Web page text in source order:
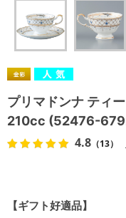
プリマドンナ ティ
210cc (52476-
4.8 （13）
【ギフト好適品】